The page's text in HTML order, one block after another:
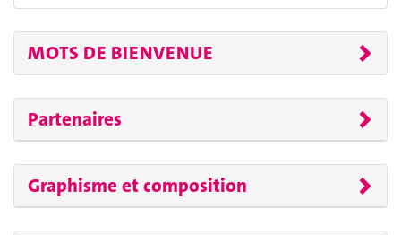
MOTS DE BIENVENUE
Partenaires
Graphisme et composition